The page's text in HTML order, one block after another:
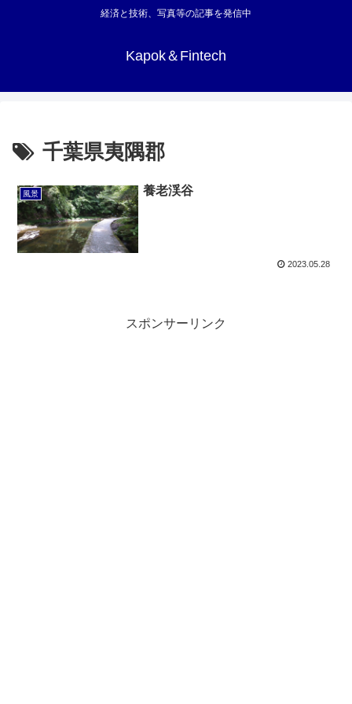
経済と技術、写真等の記事を発信中
Kapok＆Fintech
千葉県夷隅郡
風景 養老渓谷
2023.05.28
スポンサーリンク